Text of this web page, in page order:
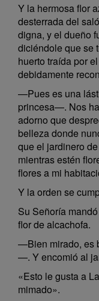
Y la hermosa flor
desterrada del
digna, y el dueño
diciéndole que se
huerto traída por
debidamente
—Pues es una
princesa—. Nos
adorno que
belleza donde
que el jardinero
mientras estén
flores a mi
Y la orden se
Su Señoría
flor de alcachofa.
—Bien mirado, es
—. Y encomió al
«Esto le gusta a
mimado».